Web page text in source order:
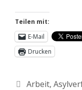
Teilen mit:
E-Mail
Drucken
Arbeit,